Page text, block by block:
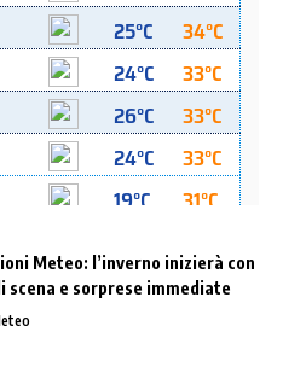
Meteo: l’inverno inizierà con
scena e sorprese immediate